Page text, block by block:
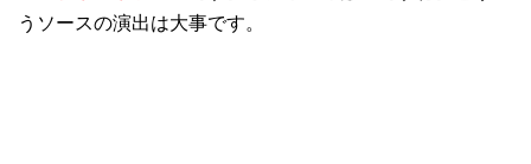
うソースの演出は大事です。